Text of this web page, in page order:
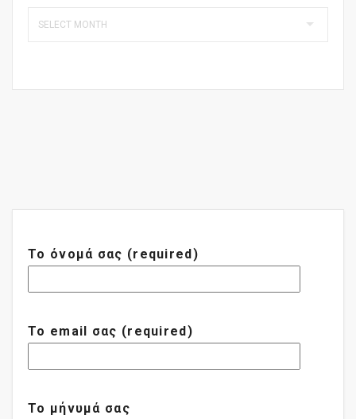
Το όνομά σας (required)
Το email σας (required)
Το μήνυμά σας